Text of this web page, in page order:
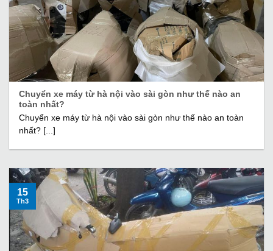
Chuyển xe máy từ hà nội vào sài gòn như thế nào an
toàn nhất?
Chuyển xe máy từ hà nội vào sài gòn như thế nào an toàn
nhất? [...]
15
Th3